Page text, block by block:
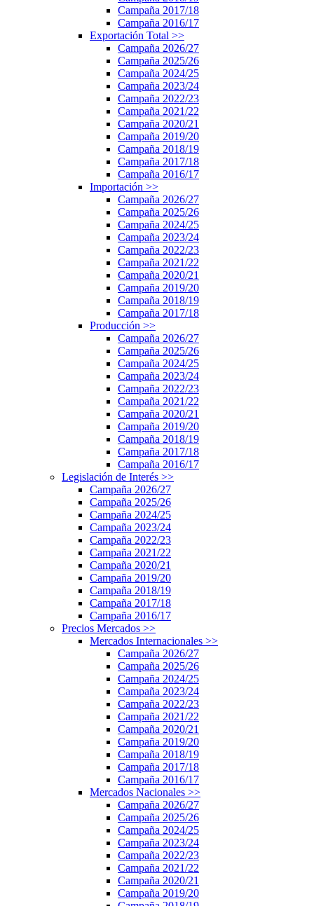
Campaña 2017/18
Campaña 2016/17
Exportación Total >>
Campaña 2026/27
Campaña 2025/26
Campaña 2024/25
Campaña 2023/24
Campaña 2022/23
Campaña 2021/22
Campaña 2020/21
Campaña 2019/20
Campaña 2018/19
Campaña 2017/18
Campaña 2016/17
Importación >>
Campaña 2026/27
Campaña 2025/26
Campaña 2024/25
Campaña 2023/24
Campaña 2022/23
Campaña 2021/22
Campaña 2020/21
Campaña 2019/20
Campaña 2018/19
Campaña 2017/18
Producción >>
Campaña 2026/27
Campaña 2025/26
Campaña 2024/25
Campaña 2023/24
Campaña 2022/23
Campaña 2021/22
Campaña 2020/21
Campaña 2019/20
Campaña 2018/19
Campaña 2017/18
Campaña 2016/17
Legislación de Interés >>
Campaña 2026/27
Campaña 2025/26
Campaña 2024/25
Campaña 2023/24
Campaña 2022/23
Campaña 2021/22
Campaña 2020/21
Campaña 2019/20
Campaña 2018/19
Campaña 2017/18
Campaña 2016/17
Precios Mercados >>
Mercados Internacionales >>
Campaña 2026/27
Campaña 2025/26
Campaña 2024/25
Campaña 2023/24
Campaña 2022/23
Campaña 2021/22
Campaña 2020/21
Campaña 2019/20
Campaña 2018/19
Campaña 2017/18
Campaña 2016/17
Mercados Nacionales >>
Campaña 2026/27
Campaña 2025/26
Campaña 2024/25
Campaña 2023/24
Campaña 2022/23
Campaña 2021/22
Campaña 2020/21
Campaña 2019/20